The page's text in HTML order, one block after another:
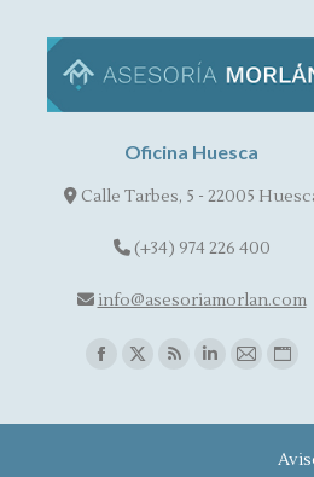
Oficina Huesca
Calle Tarbes, 5 - 22005
(+34) 974 226 400
info@asesoriamorlan.com
Facebook
opens
X
opens
Rss
opens
Linkedin
opens
Mail
opens
in